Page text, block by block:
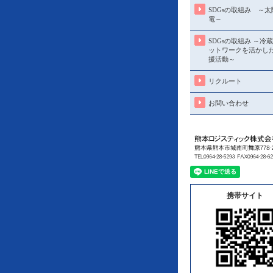
SDGsの取組み ～太
電～
SDGsの取組み ～冷
ットワークを活かし
援活動～
リクルート
お問い合わせ
携帯サイト